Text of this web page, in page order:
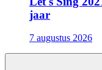
jaar
7 augustus 2026